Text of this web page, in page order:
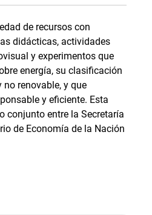
de recursos con
didácticas, actividades
y experimentos que
energía, su clasificación
no renovable, y que
y eficiente. Esta
conjunto entre la Secretaría
de Economía de la Nación